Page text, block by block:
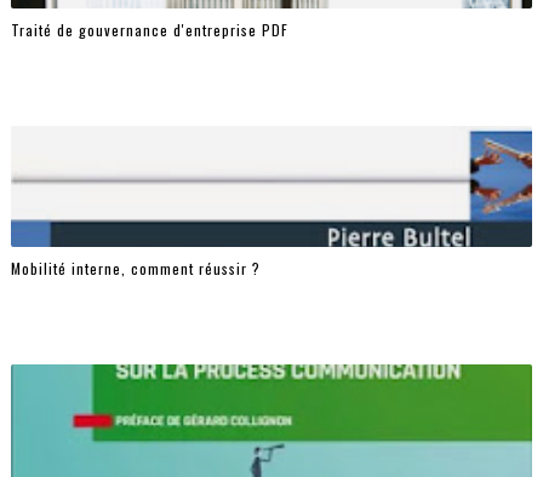
Traité de gouvernance d'entreprise PDF
Mobilité interne, comment réussir ?